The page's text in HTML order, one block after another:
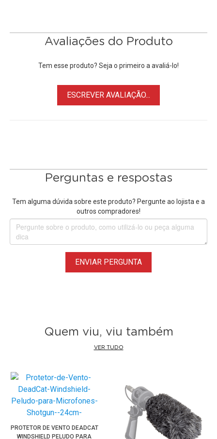
Microfone
• Proporciona som mais natural ao gravar em ambientes
Avaliações do Produto
Tem esse produto? Seja o primeiro a avaliá-lo!
ESCREVER AVALIAÇÃO...
Perguntas e respostas
Tem alguma dúvida sobre este produto? Pergunte ao lojista e a
outros compradores!
ENVIAR PERGUNTA
Quem viu, viu também
VER TUDO
PROTETOR DE VENTO DEADCAT
WINDSHIELD PELUDO PARA